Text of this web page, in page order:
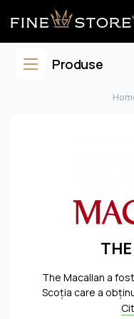
Produse
The Macallan a
Scoția care a
construit o